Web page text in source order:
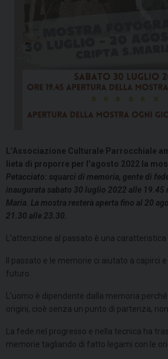
L’Associazione Culturale Parrocchiale
lieta di proporre per l’agosto 2022 la
Petacciato: squarci di memoria, gente di
inaugurata sabato 30 luglio 2022 alle 19.45
Maria. La mostra resterà aperta fino al 20
21.30 alle 23.30.
L’attenzione al passato è una
Il passato e le memorie ci aiutato a capirci
futuro.
L’uomo è dipendente dalla memoria
origini, cioè senza un punto di partenza,
La fede nel progresso e nella tecnica ha
memorie tagliando di fatto legami con le